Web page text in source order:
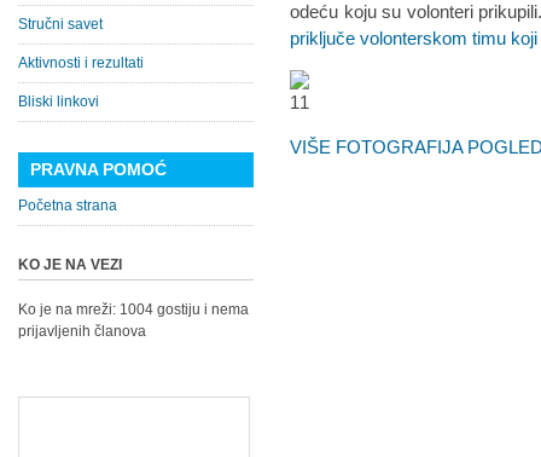
odeću koju su volonteri
priključe volonterskom timu
VIŠE FOTOGRAFIJA
Stručni savet
Aktivnosti i rezultati
Bliski linkovi
PRAVNA POMOĆ
Početna strana
KO JE NA VEZI
Ko je na mreži: 1004 gostiju i nema
prijavljenih članova